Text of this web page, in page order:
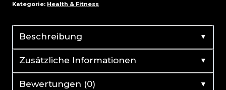
Kategorie: Health & Fitness
Beschreibung ▼
Zusätzliche Informationen ▼
Bewertungen (0) ▼